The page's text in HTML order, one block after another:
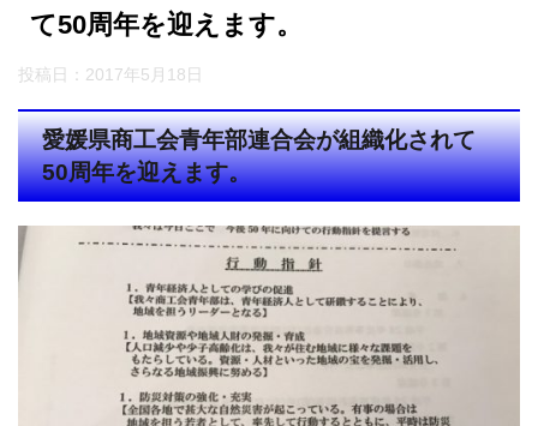
て50周年を迎えます。
投稿日： 2017年5月18日
愛媛県商工会青年部連合会が組織化されて
50周年を迎えます。